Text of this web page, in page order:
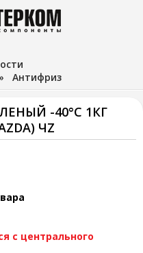
Антифриз
-40°C 1КГ
ЧZ
с центрального